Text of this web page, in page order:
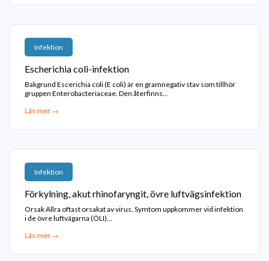
Infektion
Escherichia coli-infektion
Bakgrund Escerichia coli (E coli) är en gramnegativ stav som tillhör
gruppen Enterobacteriaceae. Den återfinns...
Läs mer →
Infektion
Förkylning, akut rhinofaryngit, övre luftvägsinfektion
Orsak Allra oftast orsakat av virus. Symtom uppkommer vid infektion
i de övre luftvägarna (ÖLI)...
Läs mer →